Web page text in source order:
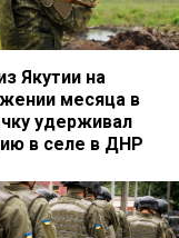
Якутии на
месяца в
удерживал
в селе в ДНР